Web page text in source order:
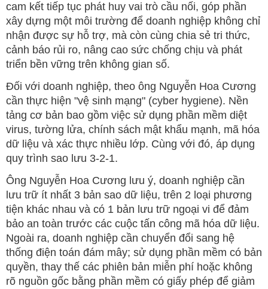
cam kết tiếp tục phát huy vai trò cầu nối, góp phần
xây dựng một môi trường để doanh nghiệp không chỉ
nhận được sự hỗ trợ, mà còn cùng chia sẻ tri thức,
cảnh báo rủi ro, nâng cao sức chống chịu và phát
triển bền vững trên không gian số.
Đối với doanh nghiệp, theo ông Nguyễn Hoa Cương
cần thực hiện "vệ sinh mạng" (cyber hygiene). Nền
tảng cơ bản bao gồm việc sử dụng phần mềm diệt
virus, tường lửa, chính sách mật khẩu mạnh, mã hóa
dữ liệu và xác thực nhiều lớp. Cùng với đó, áp dụng
quy trình sao lưu 3-2-1.
Ông Nguyễn Hoa Cương lưu ý, doanh nghiệp cần
lưu trữ ít nhất 3 bản sao dữ liệu, trên 2 loại phương
tiện khác nhau và có 1 bản lưu trữ ngoại vi để đảm
bảo an toàn trước các cuộc tấn công mã hóa dữ liệu.
Ngoài ra, doanh nghiệp cần chuyển đổi sang hệ
thống điện toán đám mây; sử dụng phần mềm có bản
quyền, thay thế các phiên bản miễn phí hoặc không
rõ nguồn gốc bằng phần mềm có giấy phép để giảm